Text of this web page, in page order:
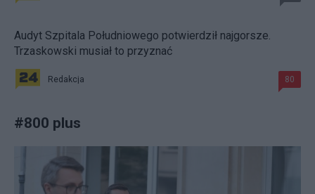
Audyt Szpitala Południowego potwierdził najgorsze.
Trzaskowski musiał to przyznać
Redakcja 80
#800 plus